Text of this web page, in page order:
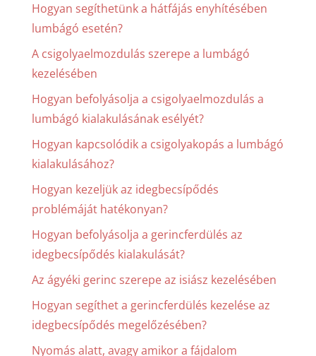
Hogyan segíthetünk a hátfájás enyhítésében
lumbágó esetén?
A csigolyaelmozdulás szerepe a lumbágó
kezelésében
Hogyan befolyásolja a csigolyaelmozdulás a
lumbágó kialakulásának esélyét?
Hogyan kapcsolódik a csigolyakopás a lumbágó
kialakulásához?
Hogyan kezeljük az idegbecsípődés
problémáját hatékonyan?
Hogyan befolyásolja a gerincferdülés az
idegbecsípődés kialakulását?
Az ágyéki gerinc szerepe az isiász kezelésében
Hogyan segíthet a gerincferdülés kezelése az
idegbecsípődés megelőzésében?
Nyomás alatt, avagy amikor a fájdalom